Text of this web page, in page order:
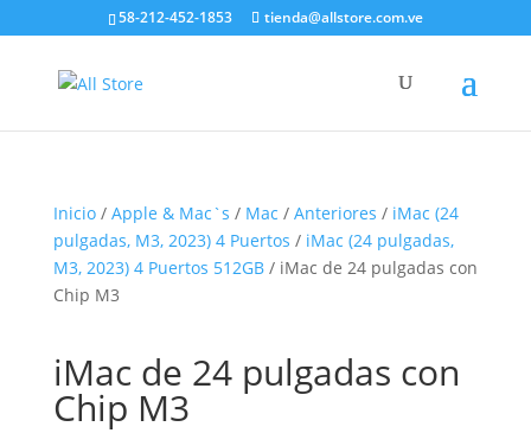
58-212-452-1853 tienda@allstore.com.ve
Inicio/ Apple & Mac`s / Mac / Anteriores / iMac (24
pulgadas, M3, 2023) 4 Puertos / iMac (24 pulgadas,
M3, 2023) 4 Puertos 512GB/ iMac de 24 pulgadas con
Chip M3
iMac de 24 pulgadas con
Chip M3